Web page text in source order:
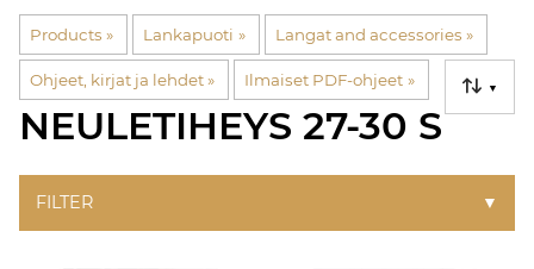
Products ‪» Lankapuoti ‪» Langat and accessories ‪»
Ohjeet, kirjat ja lehdet‪» Ilmaiset PDF-ohjeet ‪» ▼
NEULETIHEYS 27-30 S
FILTER ▼